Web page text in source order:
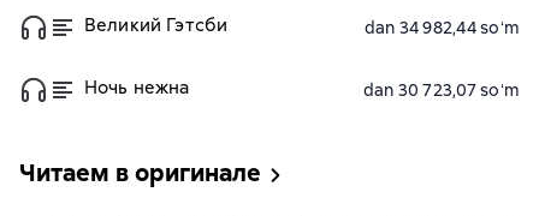
Великий Гэтсби dan 34 982,44 soʻm
Ночь нежна dan 30 723,07 soʻm
Читаем в оригинале